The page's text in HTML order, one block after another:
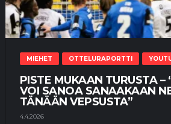
MIEHET OTTELURAPORTTI
PISTE MUKAAN TURUSTA –
VOI SANOA SANAAKAAN
TÄNÄÄN VEPSUSTA”
4.4.2026